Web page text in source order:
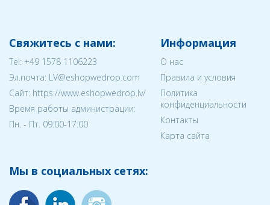
Свяжитесь с нами:
Tel: +49 1578 1106223
Эл.почта: LV@eshopwedrop.com
Cайт: https://www.eshopwedrop.lv/
Время работы администрации:
Пн. - Пт. 09:00-17:00
Информация
О нас
Правила и условия
Политика
конфиденциальности
Контакты
Карта сайта
Мы в социальных сетях: